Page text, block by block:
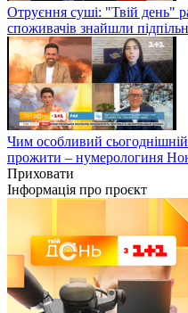
Отруєння суші: "Твій день"
споживачів знайшли
Чим особливий
прожити – нумерологиня
Приховати
Інформація про проєкт